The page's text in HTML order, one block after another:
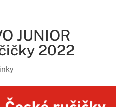
JUNIOR
2022